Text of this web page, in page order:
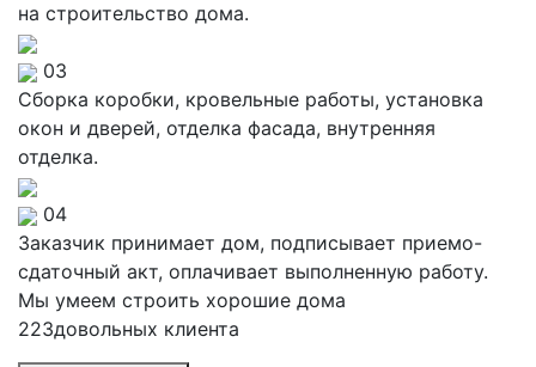
на строительство дома.
03
Сборка коробки, кровельные работы, установка
окон и дверей, отделка фасада, внутренняя
отделка.
04
Заказчик принимает дом, подписывает приемо-
сдаточный акт, оплачивает выполненную работу.
Мы умеем строить хорошие дома
223довольных клиента